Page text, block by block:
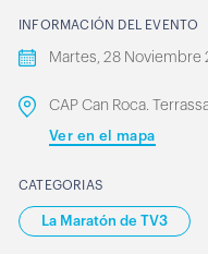
INFORMACIÓN DEL EVENTO
Martes, 28 Noviembre
CAP Can Roca.
Ver en el mapa
CATEGORIAS
La Maratón de TV3